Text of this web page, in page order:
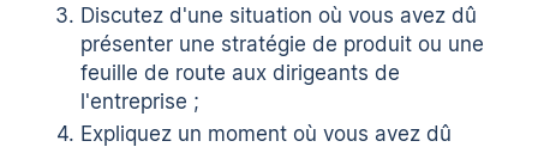
Discutez d'une situation où vous avez dû
présenter une stratégie de produit ou une
feuille de route aux dirigeants de
l'entreprise ;
Expliquez un moment où vous avez dû